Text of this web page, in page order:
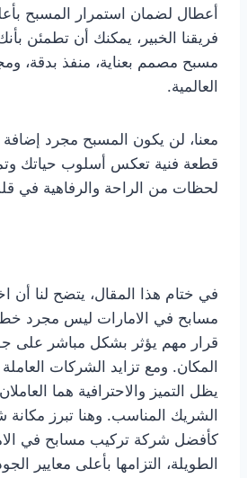
أعطال لضمان استمرار المسبح
فريقنا الخبير، يمكنك أن تطمئن
مسبح مصمم بعناية، منفذ بدقة،
العالمية.
معنا، لن يكون المسبح مجرد
قطعة فنية تعكس أسلوب حياتك
لحظات من الراحة والرفاهية في
في ختام هذا المقال، يتضح لنا أن
مسابح في الامارات ليس مجرد
قرار مهم يؤثر بشكل مباشر على
المكان. ومع تزايد الشركات
يظل التميز والاحترافية هما
الشريك المناسب. وهنا تبرز مكانة
كأفضل شركة تركيب مسابح في
الطويلة، التزامها بأعلى معايير